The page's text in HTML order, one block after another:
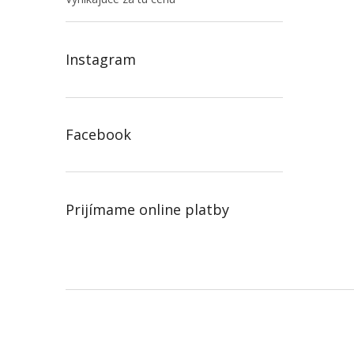
Instagram
Facebook
Prijímame online platby